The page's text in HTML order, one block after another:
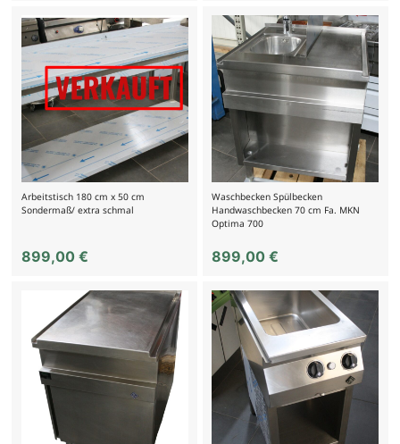
Arbeitstisch 180 cm x 50 cm
Sondermaß/ extra schmal
899,00 €
Waschbecken Spülbecken
Handwaschbecken 70 cm Fa. MKN
Optima 700
899,00€